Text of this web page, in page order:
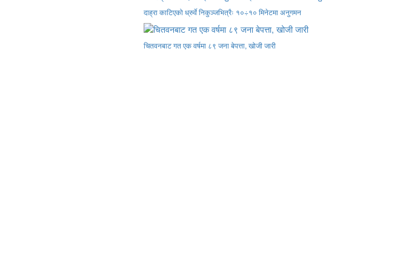
दाह्रा काटिएको ध्रुर्वे निकुञ्जभित्रैः १०÷१० मिनेटमा अनुगमन
चितवनबाट गत एक वर्षमा ८९ जना बेपत्ता, खोजी जारी